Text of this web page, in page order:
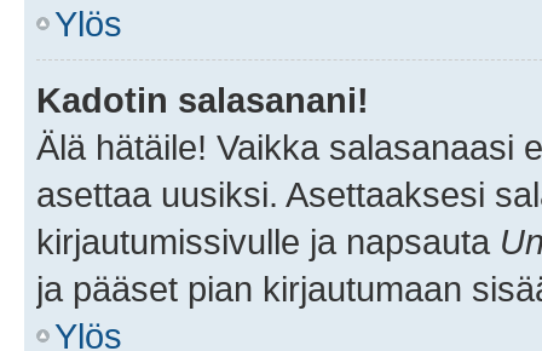
Ylös
Kadotin salasanani!
Älä hätäile! Vaikka salasanaasi
asettaa uusiksi. Asettaaksesi
kirjautumissivulle ja napsauta
ja pääset pian kirjautumaan
Ylös